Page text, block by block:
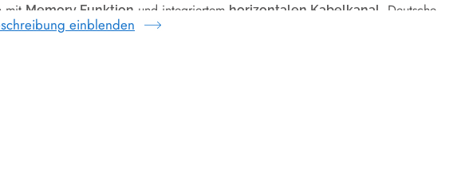
mit Memory Funktion und integriertem horizontalen Kabelkanal
. Deutsche
aus dem Hause Kerkmann zum unschlagbaren Tiefpreis!
einblenden